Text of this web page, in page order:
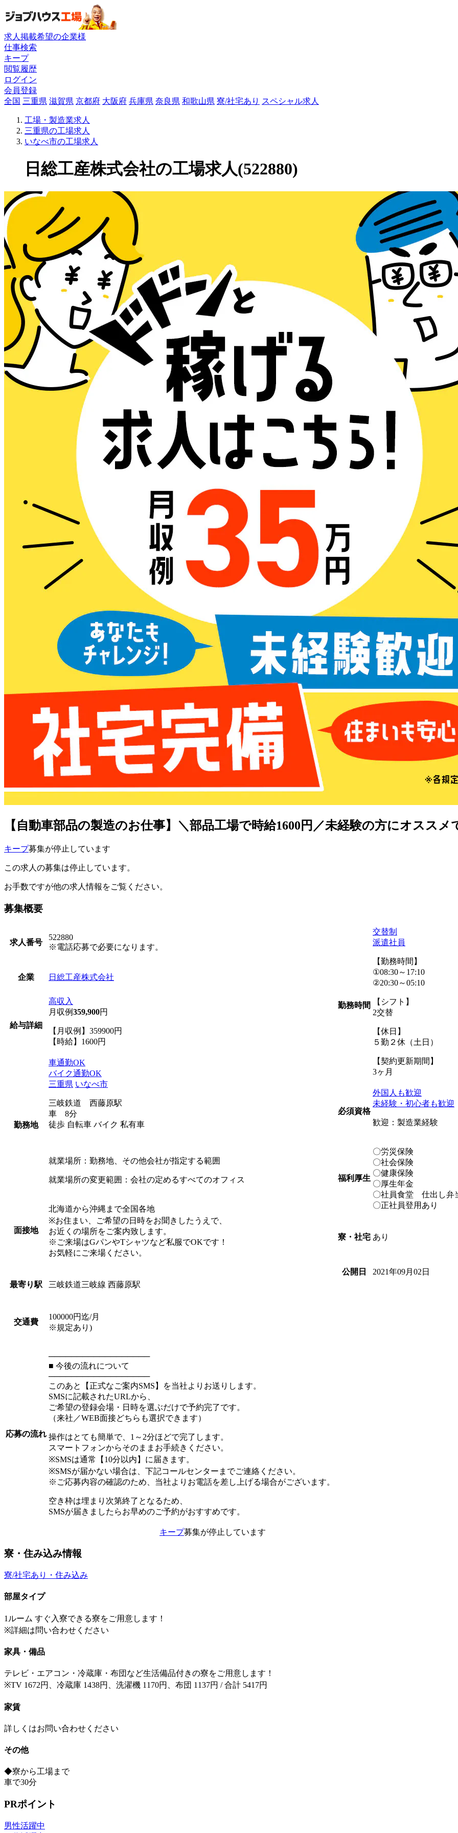
求人掲載希望の企業様
仕事検索
キープ
閲覧履歴
ログイン
会員登録
全国 三重県 滋賀県 京都府 大阪府 兵庫県 奈良県 和歌山県 寮/社宅あり スペシャル求人
工場・製造業求人
三重県の工場求人
いなべ市の工場求人
日総工産株式会社の工場求人(522880)
【自動車部品の製造のお仕事】＼部品工場で時給1600円／未経験の方にオスス
キープ募集が停止しています
この求人の募集は停止しています。
お手数ですが他の求人情報をご覧ください。
募集概要
求人番号
522880
※電話応募で必要になります。
企業 日総工産株式会社
給与詳細
高収入
月収例359,900円
【月収例】359900円
【時給】1600円
勤務地
車通勤OK
バイク通勤OK
三重県 いなべ市
三岐鉄道 西藤原駅
車 8分
徒歩 自転車 バイク 私有車
就業場所：勤務地、その他会社が指定する範囲
就業場所の変更範囲：会社の定めるすべてのオフィス
面接地
北海道から沖縄まで全国各地
※お住まい、ご希望の日時をお聞きしたうえで、
お近くの場所をご案内致します。
※ご来場はGパンやTシャツなど私服でOKです！
お気軽にご来場ください。
最寄り駅 三岐鉄道三岐線 西藤原駅
交通費
100000円迄/月
※規定あり)
応募の流れ
──────────────────
■ 今後の流れについて
──────────────────
このあと【正式なご案内SMS】を当社よりお送りします。
SMSに記載されたURLから、
ご希望の登録会場・日時を選ぶだけで予約完了です。
（来社／WEB面接どちらも選択できます）
操作はとても簡単で、1～2分ほどで完了します。
スマートフォンからそのままお手続きください。
※SMSは通常【10分以内】に届きます。
※SMSが届かない場合は、下記コールセンターまでご連絡ください。
※ご応募内容の確認のため、当社よりお電話を差し上げる場合がございます。
空き枠は埋まり次第終了となるため、
SMSが届きましたらお早めのご予約がおすすめです。
勤務時間
交替制
派遣社員
【勤務時間】
①08:30～17:10
②20:30～05:10
【シフト】
2交替
【休日】
５勤２休（土日）
【契約更新期間】
3ヶ月
必須資格
外国人も歓迎
未経験・初心者も歓迎
歓迎：製造業経験
福利厚生
〇労災保険
〇社会保険
〇健康保険
〇厚生年金
〇社員食堂 仕出し弁
〇正社員登用あり
寮・社宅 あり
公開日 2021年09月02日
キープ募集が停止しています
寮・住み込み情報
寮/社宅あり・住み込み
部屋タイプ
1ルーム すぐ入寮できる寮をご用意します！
※詳細は問い合わせください
家具・備品
テレビ・エアコン・冷蔵庫・布団など生活備品付きの寮をご用意します！
※TV 1672円、冷蔵庫 1438円、洗濯機 1170円、布団 1137円 / 合計 5417円
家賃
詳しくはお問い合わせください
その他
◆寮から工場まで
車で30分
PRポイント
男性活躍中